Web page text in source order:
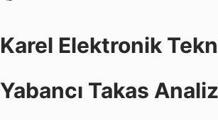
Karel Elektronik
Yabancı Takas